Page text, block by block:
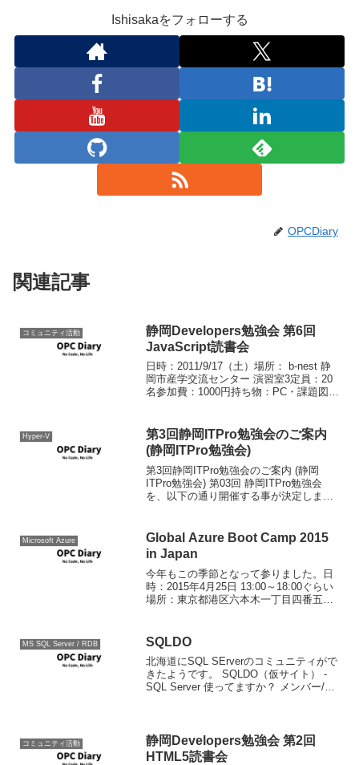
Ishisakaをフォローする
OPCDiary
関連記事
コミュニティ活動
静岡Developers勉強会 第6回
JavaScript読書会
日時：2011/9/17（土）場所： b-nest 静
岡市産学交流センター 演習室3定員：20
名参加費：1000円持ち物：PC・課題図書
Hyper-V
第3回静岡ITPro勉強会のご案内
(静岡ITPro勉強会)
第3回静岡ITPro勉強会のご案内 (静岡
ITPro勉強会) 第03回 静岡ITPro勉強会
を、以下の通り開催する事が決定しまし
会のテーマは仮想化、最近企業内でも...
Microsoft Azure
Global Azure Boot Camp 2015
in Japan
今年もこの季節となって参りました。日
時：2015年4月25日 13:00～18:00ぐらい
場所：東京都港区六本木一丁目四番五号
川の日本MSでは無いのでご...
MS SQL Server / RDB SQLDO
北海道にSQL SErverのコミュニティがで
きたようです。 SQLDO（仮サイト） -
SQL Server 使ってますか？ メンバー/ス
コミュニティ活動
静岡Developers勉強会 第2回
HTML5読書会